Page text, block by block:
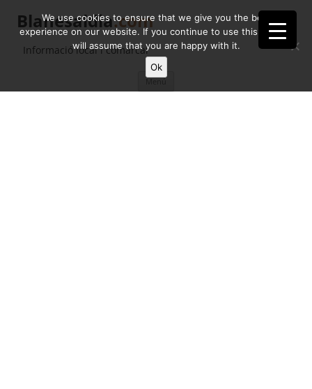
Blanesaldia.com
Informació local i comarcal
contingut
We use cookies to ensure that we give you the best
experience on our website. If you continue to use this site we
will assume that you are happy with it.
Ok